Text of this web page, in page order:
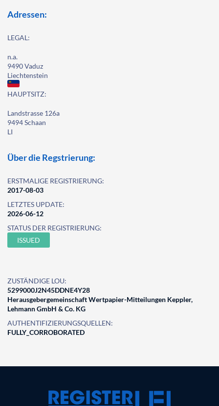
Adressen:
LEGAL:
n.a.
9490 Vaduz
Liechtenstein
HAUPTSITZ:
Landstrasse 126a
9494 Schaan
LI
Über die Regstrierung:
ERSTMALIGE REGISTRIERUNG:
2017-08-03
LETZTES UPDATE:
2026-06-12
STATUS DER REGISTRIERUNG:
ISSUED
ZUSTÄNDIGE LOU:
5299000J2N45DDNE4Y28
Herausgebergemeinschaft Wertpapier-Mitteilungen Keppler,
Lehmann GmbH & Co. KG
AUTHENTIFIZIERUNGSQUELLEN:
FULLY_CORROBORATED